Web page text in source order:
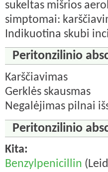
sukeltas mišrios
simptomai:
Indikuotina skubi
Peritonzilinio
Karščiavimas
Gerklės skausmas
Negalėjimas pilnai
Peritonzilinio
Kita:
Benzylpenicillin